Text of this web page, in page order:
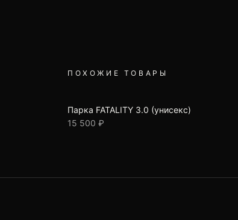
ПОХОЖИЕ ТОВАРЫ
Парка FATALITY 3.0 (унисекс)
15 500 ₽